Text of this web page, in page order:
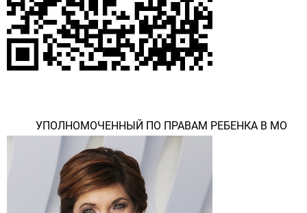
УПОЛНОМОЧЕННЫЙ ПО ПРАВАМ РЕБЕНКА В МО